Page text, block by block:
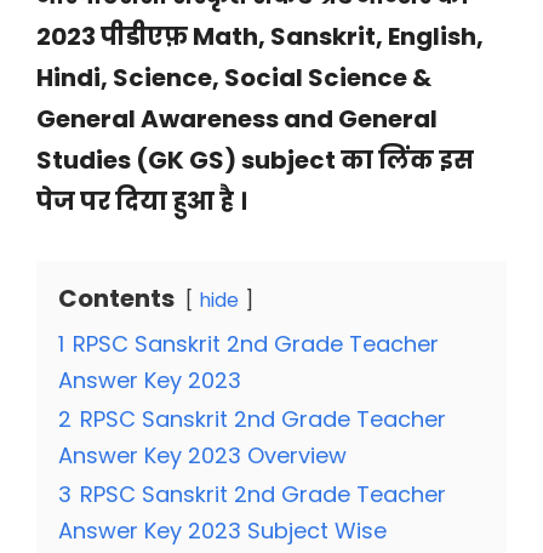
2023 पीडीएफ़ Math, Sanskrit, English,
Hindi, Science, Social Science &
General Awareness and General
Studies (GK GS) subject का लिंक इस
पेज पर दिया हुआ है ।
Contents hide
1 RPSC Sanskrit 2nd Grade Teacher
Answer Key 2023
2 RPSC Sanskrit 2nd Grade Teacher
Answer Key 2023 Overview
3 RPSC Sanskrit 2nd Grade Teacher
Answer Key 2023 Subject Wise